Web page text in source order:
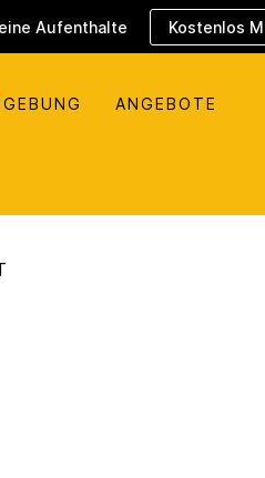
Aufenthalte Kostenlos
ANGEBOTE